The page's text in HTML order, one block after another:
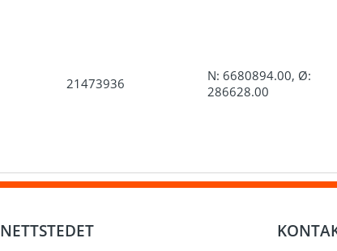
21473936
N: 6680894.00, Ø:
286628.00